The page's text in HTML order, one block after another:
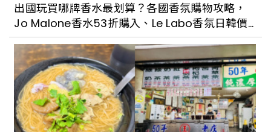
跟著台北市的老房子一起遊台北！2022台
北古蹟日「老屋漫遊季」8條導覽路線帶領
你我走進文化資產
出國玩買哪牌香水最划算？各國香氛購物攻略，
Jo Malone香水53折購入、Le Labo香氛日韓價
格都好甜